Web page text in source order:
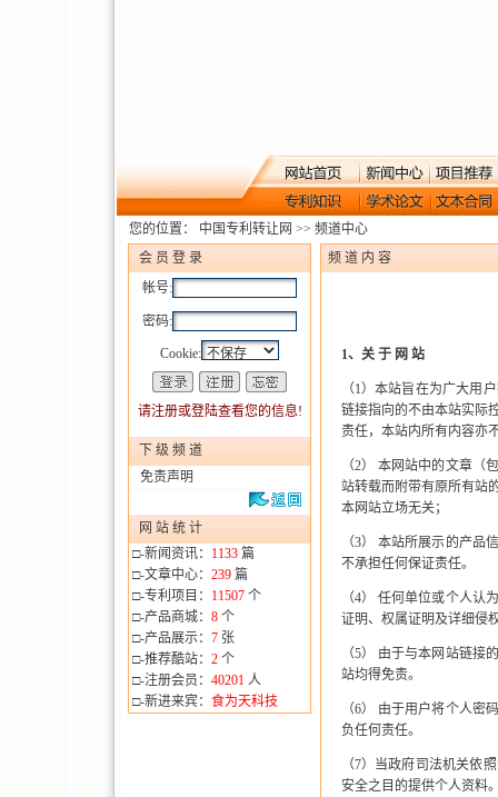
您的位置： 中国专利转让网 >> 频道中心
会 员 登 录
帐号:
密码:
Cookie:
请注册或登陆查看您的信息!
下 级 频 道
免责声明
网 站 统 计
□-新闻资讯： 1133 篇
□-文章中心： 239 篇
□-专利项目： 11507 个
□-产品商城： 8 个
□-产品展示： 7 张
□-推荐酷站： 2 个
□-注册会员： 40201 人
□-新进来宾： 食为天科技
频 道 内 容
1、关 于 网 站
（1）本站旨在为广大用
链接指向的不由本站实际
责任，本站内所有内容亦
（2） 本网站中的文章（
站转载而附带有原所有站
本网站立场无关；
（3） 本站所展示的产品
不承担任何保证责任。
（4） 任何单位或个人认
证明、权属证明及详细侵
（5） 由于与本网站链接
站均得免责。
（6） 由于用户将个人密
负任何责任。
（7）当政府司法机关依
安全之目的提供个人资料